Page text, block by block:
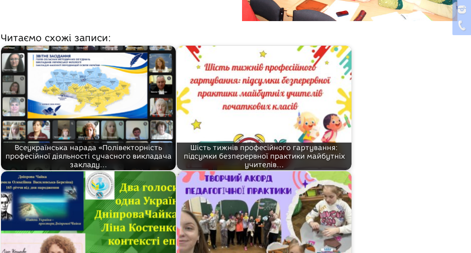
Читаємо схожі записи:
Всеукраїнська нарада «Полівекторність
професійної діяльності сучасного викладача
закладу…
Шість тижнів професійного гартування:
підсумки безперервної практики майбутніх
учителів…